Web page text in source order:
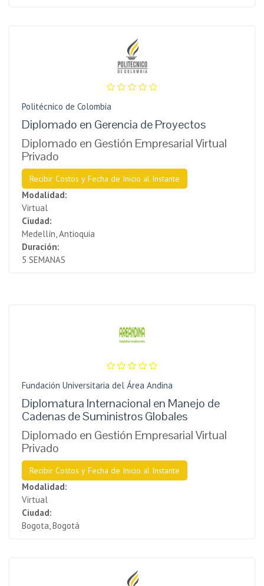
Politécnico de Colombia
Diplomado en Gerencia de Proyectos
Diplomado en Gestión Empresarial Virtual
Privado
Recibir Costos y Fecha de Inicio al Instante
Modalidad:
Virtual
Ciudad:
Medellín, Antioquia
Duración:
5 SEMANAS
Fundación Universitaria del Área Andina
Diplomatura Internacional en Manejo de
Cadenas de Suministros Globales
Diplomado en Gestión Empresarial Virtual
Privado
Recibir Costos y Fecha de Inicio al Instante
Modalidad:
Virtual
Ciudad:
Bogota, Bogotá